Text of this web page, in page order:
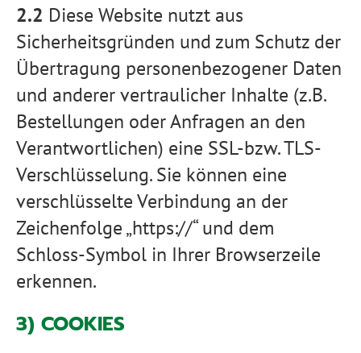
2.2 Diese Website nutzt aus
Sicherheitsgründen und zum Schutz der
Übertragung personenbezogener Daten
und anderer vertraulicher Inhalte (z.B.
Bestellungen oder Anfragen an den
Verantwortlichen) eine SSL-bzw. TLS-
Verschlüsselung. Sie können eine
verschlüsselte Verbindung an der
Zeichenfolge „https://“ und dem
Schloss-Symbol in Ihrer Browserzeile
erkennen.
3) COOKIES